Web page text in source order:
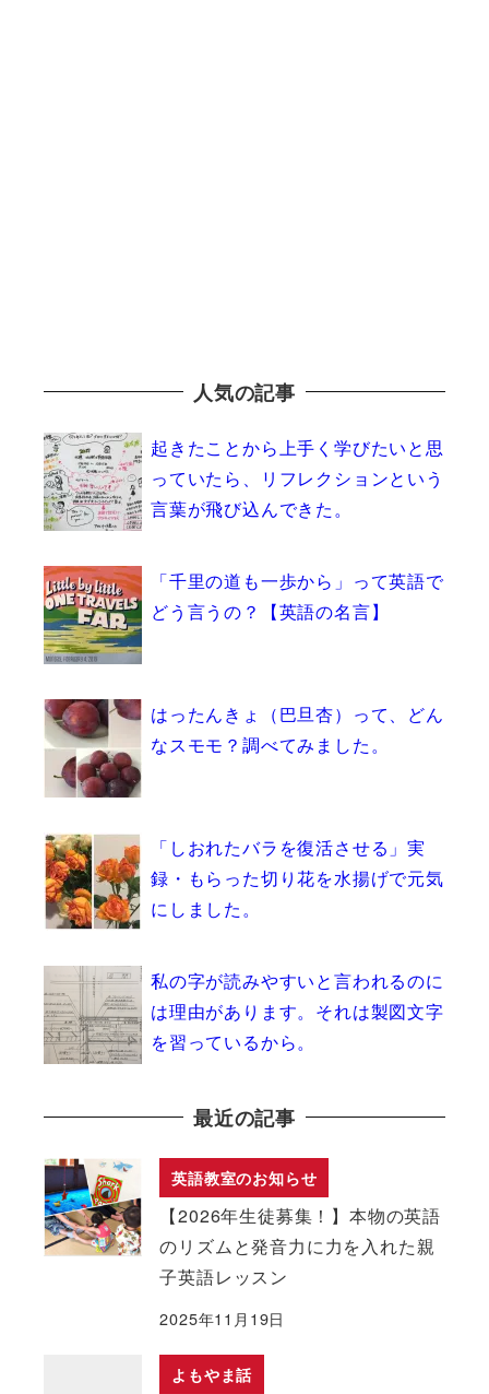
人気の記事
起きたことから上手く学びたいと思
っていたら、リフレクションという
言葉が飛び込んできた。
「千里の道も一歩から」って英語で
どう言うの？【英語の名言】
はったんきょ（巴旦杏）って、どん
なスモモ？調べてみました。
「しおれたバラを復活させる」実
録・もらった切り花を水揚げで元気
にしました。
私の字が読みやすいと言われるのに
は理由があります。それは製図文字
を習っているから。
最近の記事
英語教室のお知らせ
【2026年生徒募集！】本物の英語
のリズムと発音力に力を入れた親
子英語レッスン
2025年11月19日
よもやま話